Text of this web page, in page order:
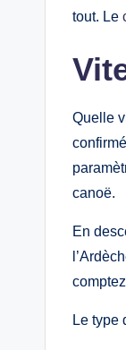
tout. Le
Quelle
canoë.
En
Le type